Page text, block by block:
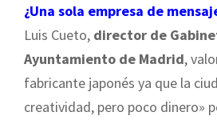
¿Una sola empresa de
Luis Cueto, director de
Ayuntamiento de Madrid,
fabricante japonés ya que la
creatividad, pero poco dinero»